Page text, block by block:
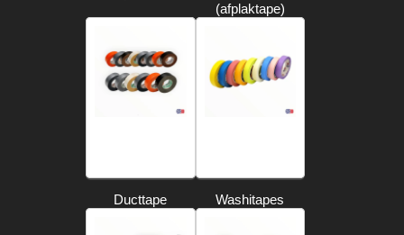
(afplaktape)
Ducttape Washitapes